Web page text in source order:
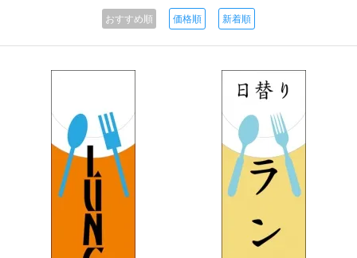
おすすめ順 価格順 新着順